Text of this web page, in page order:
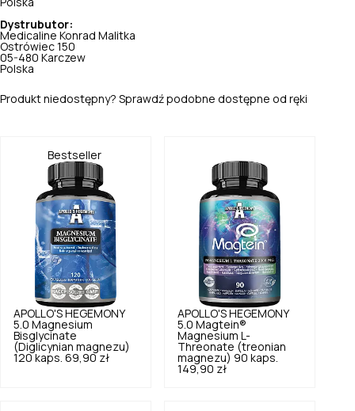
Polska
Dystrubutor:
Medicaline Konrad Malitka
Ostrówiec 150
05-480 Karczew
Polska
Produkt niedostępny? Sprawdź podobne dostępne od ręki
Bestseller
APOLLO'S HEGEMONY
5.0 Magnesium
Bisglycinate
(Diglicynian magnezu)
120 kaps. 69,90 zł
APOLLO'S HEGEMONY
5.0 Magtein®
Magnesium L-
Threonate (treonian
magnezu) 90 kaps.
149,90 zł